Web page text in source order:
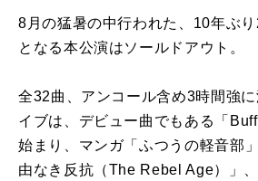
8月の猛暑の中行われた、10年ぶ
となる本公演はソールドアウト。
全32曲、アンコール含め3時間強
イブは、デビュー曲でもある「
始まり、マンガ「ふつうの軽音部
由なき反抗（The Rebel Age）」